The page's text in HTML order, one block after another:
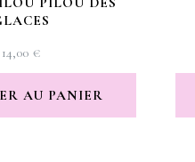
14,00 €
AU PANIER